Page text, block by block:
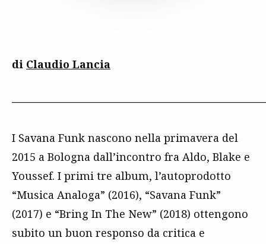
di Claudio Lancia
I Savana Funk nascono nella primavera del
2015 a Bologna dall’incontro fra Aldo, Blake e
Youssef. I primi tre album, l’autoprodotto
“Musica Analoga” (2016), “Savana Funk”
(2017) e “Bring In The New” (2018) ottengono
subito un buon responso da critica e